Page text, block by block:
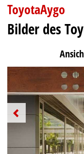
ToyotaAygo
Bilder des